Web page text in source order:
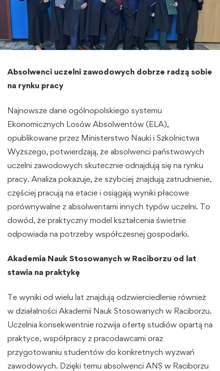
Absolwenci uczelni zawodowych dobrze radzą sobie
na rynku pracy
Najnowsze dane ogólnopolskiego systemu
Ekonomicznych Losów Absolwentów (ELA),
opublikowane przez Ministerstwo Nauki i Szkolnictwa
Wyższego, potwierdzają, że absolwenci państwowych
uczelni zawodowych skutecznie odnajdują się na rynku
pracy. Analiza pokazuje, że szybciej znajdują zatrudnienie,
częściej pracują na etacie i osiągają wyniki płacowe
porównywalne z absolwentami innych typów uczelni. To
dowód, że praktyczny model kształcenia świetnie
odpowiada na potrzeby współczesnej gospodarki.
Akademia Nauk Stosowanych w Raciborzu od lat
stawia na praktykę
Te wyniki od wielu lat znajdują odzwierciedlenie również
w działalności Akademii Nauk Stosowanych w Raciborzu.
Uczelnia konsekwentnie rozwija ofertę studiów opartą na
praktyce, współpracy z pracodawcami oraz
przygotowaniu studentów do konkretnych wyzwań
zawodowych. Dzięki temu absolwenci ANS w Raciborzu